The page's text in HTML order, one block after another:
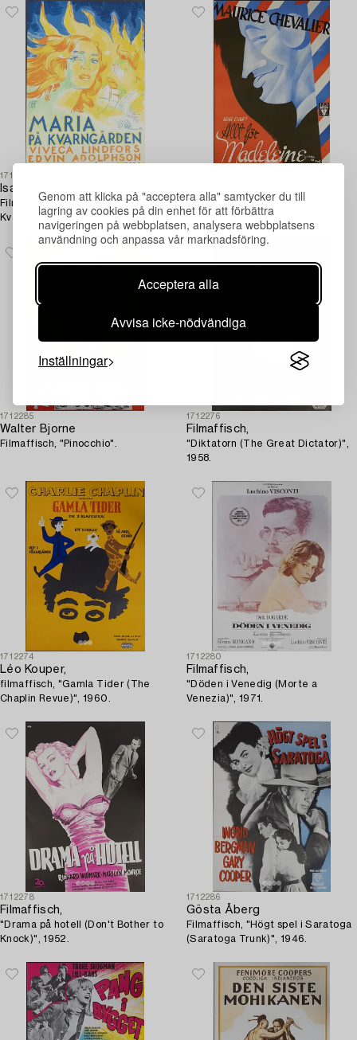
Genom att klicka på "acceptera alla" samtycker du till
lagring av cookies på din enhet för att förbättra
navigeringen på webbplatsen, analysera webbplatsens
användning och anpassa vår marknadsföring.
Acceptera alla
Avvisa icke-nödvändiga
Inställningar
1712300
Isaac Grünewald
Filmaffisch, "Maria på
Kvarngården", 1944.
Filmaffisch, "Allt för Madeleine
(Le Silence est d'Or)", 1947.
1712285
Walter Bjorne
Filmaffisch, "Pinocchio".
1712276
Filmaffisch,
"Diktatorn (The Great Dictator)",
1958.
1712274
Léo Kouper,
filmaffisch, "Gamla Tider (The
Chaplin Revue)", 1960.
1712280
Filmaffisch,
"Döden i Venedig (Morte a
Venezia)", 1971.
1712278
Filmaffisch,
"Drama på hotell (Don't Bother to
Knock)", 1952.
1712286
Gösta Åberg
Filmaffisch, "Högt spel i Saratoga
(Saratoga Trunk)", 1946.